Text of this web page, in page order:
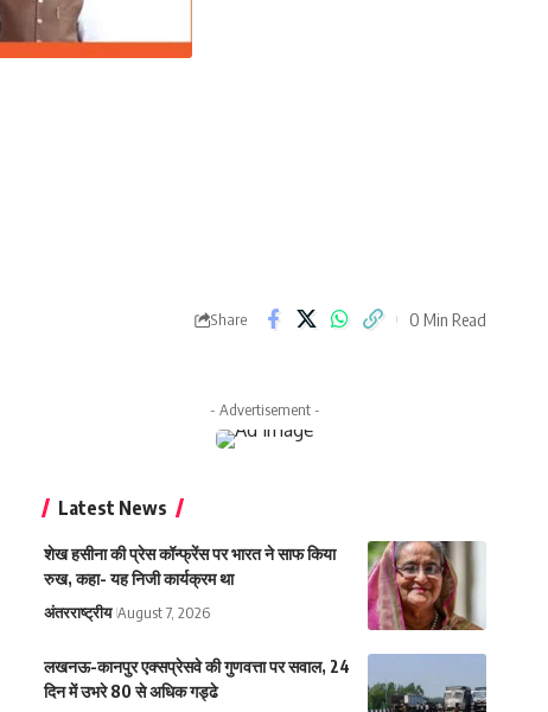
Share 0 Min Read
- Advertisement -
Latest News
शेख हसीना की प्रेस कॉन्फ्रेंस पर भारत ने साफ किया
रुख, कहा- यह निजी कार्यक्रम था
अंतरराष्ट्रीय August 7, 2026
लखनऊ-कानपुर एक्सप्रेसवे की गुणवत्ता पर सवाल, 24
दिन में उभरे 80 से अधिक गड्ढे